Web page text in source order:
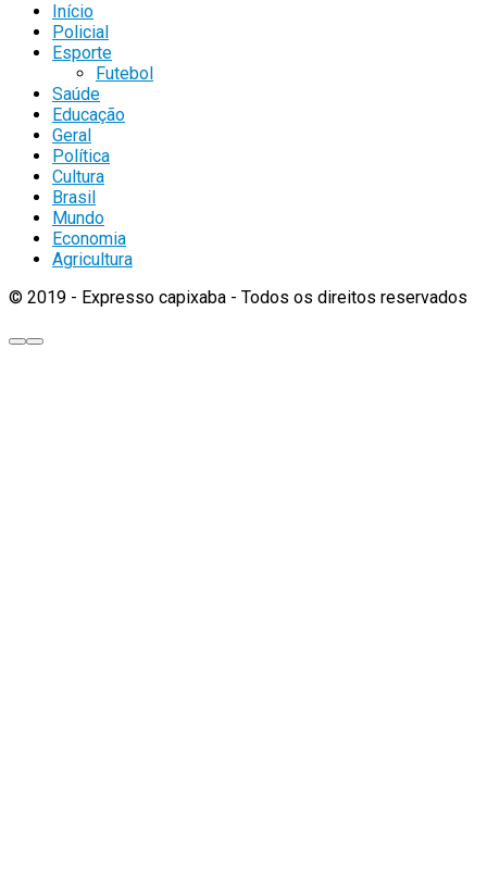
Início
Policial
Esporte
Futebol
Saúde
Educação
Geral
Política
Cultura
Brasil
Mundo
Economia
Agricultura
© 2019 - Expresso capixaba - Todos os direitos reservados